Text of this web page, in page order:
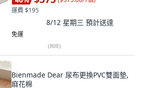
運費 $195
8/12 星期三 預計送達
免運
(808)
Bienmade Dear 尿布更換PVC雙面墊,
麻花棉